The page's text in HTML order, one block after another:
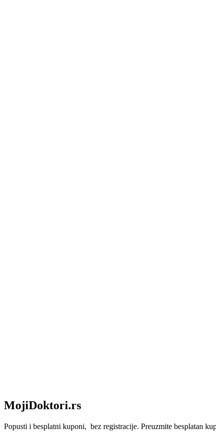
MojiDoktori.rs
Popusti i besplatni kuponi, bez registracije. Preuzmite besplatan